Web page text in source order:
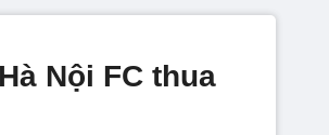
Nội FC thua